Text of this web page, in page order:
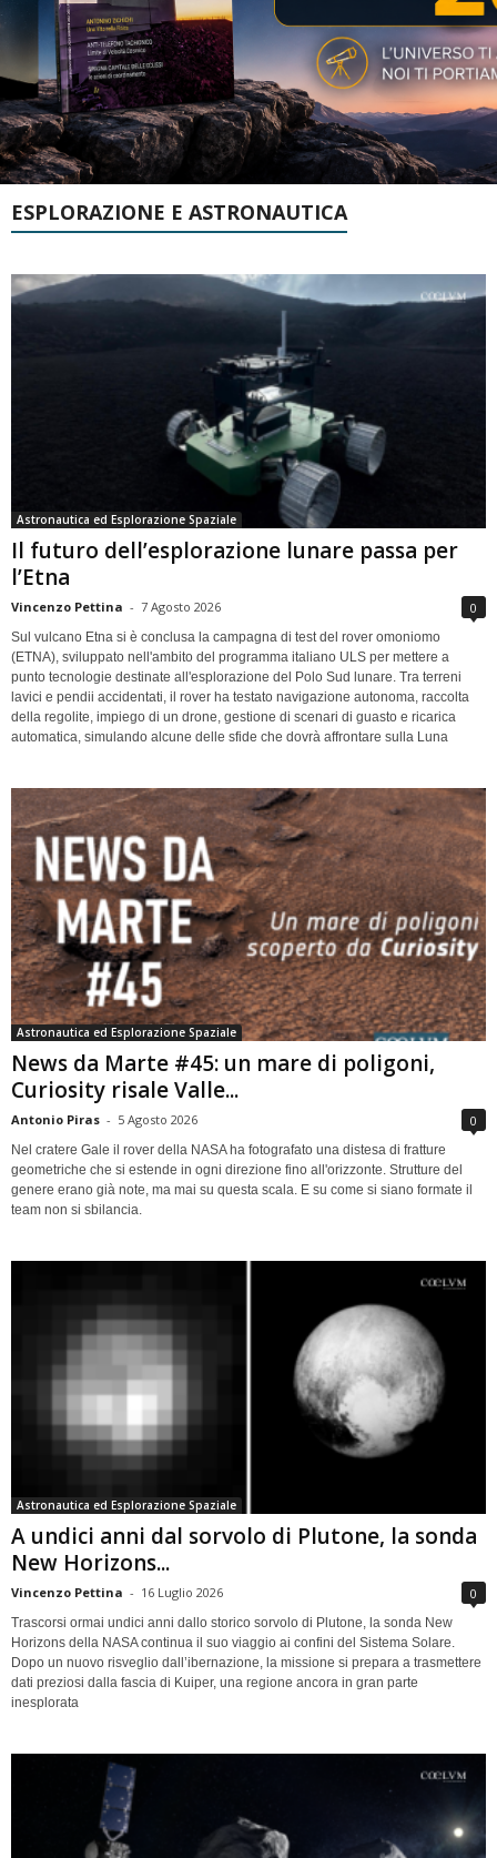
ESPLORAZIONE E ASTRONAUTICA
Astronautica ed Esplorazione Spaziale
Il futuro dell’esplorazione lunare passa per
l’Etna
Vincenzo Pettina - 7 Agosto 2026 0
Sul vulcano Etna si è conclusa la campagna di test del rover omoniomo
(ETNA), sviluppato nell'ambito del programma italiano ULS per mettere a
punto tecnologie destinate all'esplorazione del Polo Sud lunare. Tra terreni
lavici e pendii accidentati, il rover ha testato navigazione autonoma, raccolta
della regolite, impiego di un drone, gestione di scenari di guasto e ricarica
automatica, simulando alcune delle sfide che dovrà affrontare sulla Luna
Astronautica ed Esplorazione Spaziale
News da Marte #45: un mare di poligoni,
Curiosity risale Valle...
Antonio Piras - 5 Agosto 2026 0
Nel cratere Gale il rover della NASA ha fotografato una distesa di fratture
geometriche che si estende in ogni direzione fino all'orizzonte. Strutture del
genere erano già note, ma mai su questa scala. E su come si siano formate il
team non si sbilancia.
Astronautica ed Esplorazione Spaziale
A undici anni dal sorvolo di Plutone, la sonda
New Horizons...
Vincenzo Pettina - 16 Luglio 2026 0
Trascorsi ormai undici anni dallo storico sorvolo di Plutone, la sonda New
Horizons della NASA continua il suo viaggio ai confini del Sistema Solare.
Dopo un nuovo risveglio dall’ibernazione, la missione si prepara a trasmettere
dati preziosi dalla fascia di Kuiper, una regione ancora in gran parte
inesplorata